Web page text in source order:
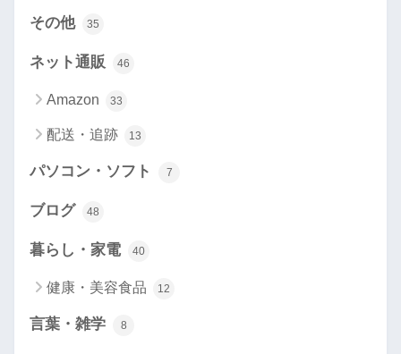
その他 35
ネット通販 46
Amazon 33
配送・追跡 13
パソコン・ソフト 7
ブログ 48
暮らし・家電 40
健康・美容食品 12
言葉・雑学 8